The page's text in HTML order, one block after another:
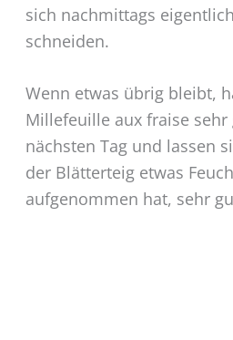
sich nachmittags
schneiden.
Wenn etwas übrig bleibt,
Millefeuille aux fraise sehr
nächsten Tag und lassen
der Blätterteig etwas
aufgenommen hat, sehr